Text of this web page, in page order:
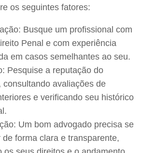
os seguintes fatores:
Busque um profissional com
Penal e com experiência
em casos semelhantes ao seu.
Pesquise a reputação do
consultando avaliações de
e verificando seu histórico
Um bom advogado precisa se
de forma clara e transparente,